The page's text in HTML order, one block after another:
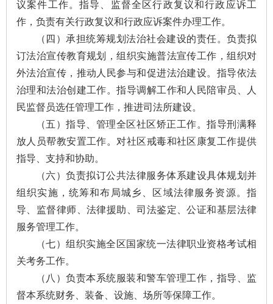
议案件工作。指导、监督全区行政复议和行政应诉工
作，负责有关行政复议和行政应诉案件办理工作。
（ 四 ） 承担统筹规划法治社会建设的责任。负责拟
订法治宣传教育规划，组织实施普法宣传工作，组织对
外法治宣传，推动人民参与和促进法治建设。指导依法
治理和法治创建工作。指导调解工作和人民陪审员、人
民监督员选任管理工作，推进司法所建设。
（五 ）指导、管理全区社区矫正工作。指导刑满释
放人员帮教安置工作。对社区戒毒和社区康复工作提供
指导、支持和协助。
（六）负责拟订公共法律服务体系建设具体规划并
组织实施，统筹和布局城乡、区域法律服务资源。指
导、监督律师、法律援助、司法鉴定、公证和基层法律
服务管理工作。
（七）组织实施全区国家统一法律职业资格考试相
关考务工作。
（ 八 ）负责本系统服装和警车管理工作，指导、监
督本系统财务、装备、设施、场所等保障工作。